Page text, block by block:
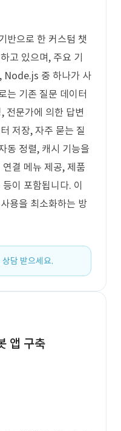
반으로 한 커스텀 챗
고 있으며, 주요 기
Node.js 중 하나가 사
는 기존 질문 데이터
전문가에 의한 답변
저장, 자주 묻는 질
동 정렬, 캐시 기능을
결 메뉴 제공, 제품
이 포함됩니다. 이
용을 최소화하는 방
담 받으세요.
앱 구축